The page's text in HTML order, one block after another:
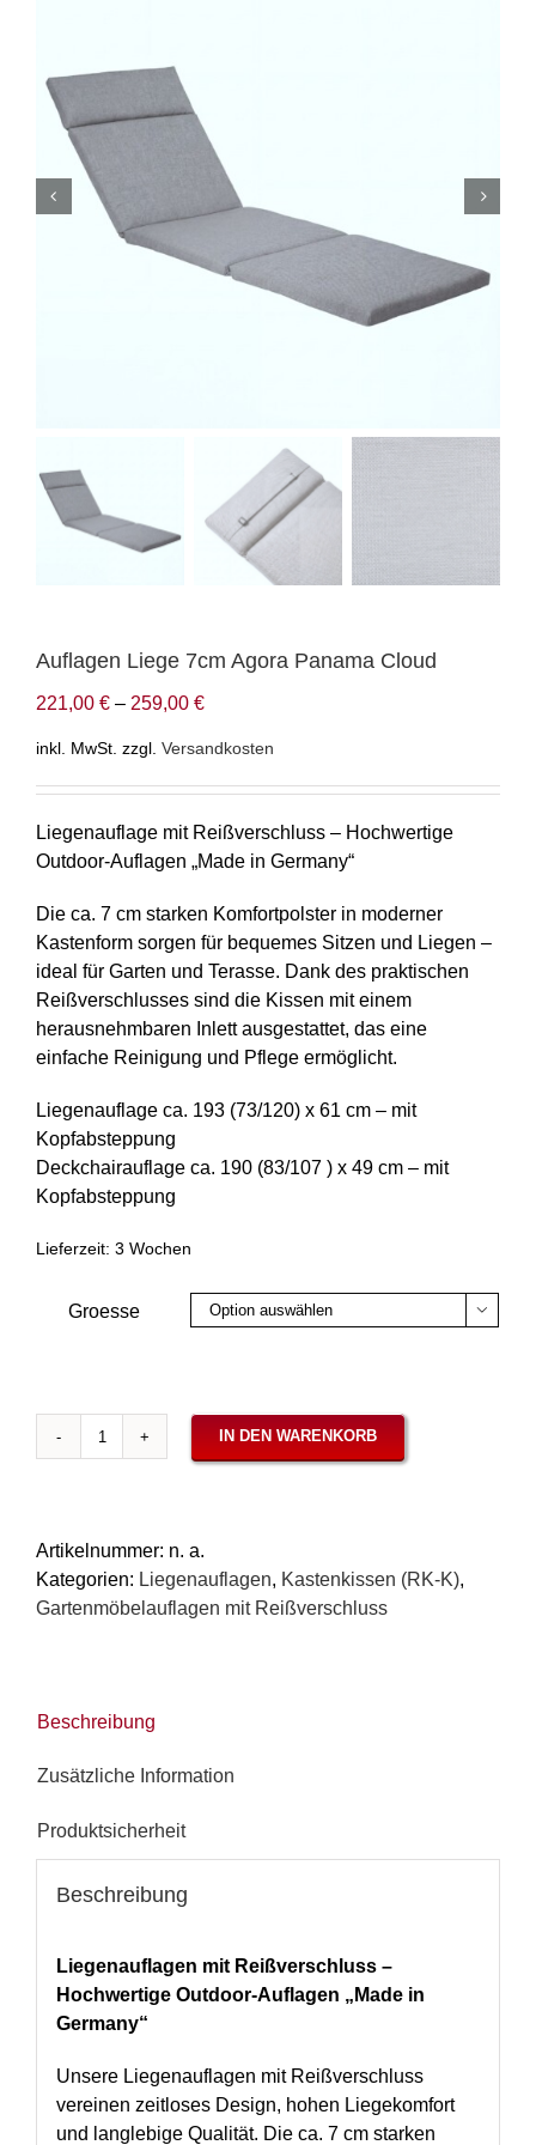
Auflagen Liege 7cm Agora Panama Cloud
221,00 € – 259,00 €
inkl. MwSt. zzgl. Versandkosten
Liegenauflage mit Reißverschluss – Hochwertige
Outdoor-Auflagen „Made in Germany“
Die ca. 7 cm starken Komfortpolster in moderner
Kastenform sorgen für bequemes Sitzen und Liegen –
ideal für Garten und Terasse. Dank des praktischen
Reißverschlusses sind die Kissen mit einem
herausnehmbaren Inlett ausgestattet, das eine
einfache Reinigung und Pflege ermöglicht.
Liegenauflage ca. 193 (73/120) x 61 cm – mit
Kopfabsteppung
Deckchairauflage ca. 190 (83/107 ) x 49 cm – mit
Kopfabsteppung
Lieferzeit: 3 Wochen
Groesse 
Auflagen
Panama
Cloud
Menge
IN DEN WARENKORB
Artikelnummer: n. a.
Kategorien: Liegenauflagen, Kastenkissen (RK-K),
Gartenmöbelauflagen mit Reißverschluss
Beschreibung
Zusätzliche Information
Produktsicherheit
Beschreibung
Liegenauflagen mit Reißverschluss –
Hochwertige Outdoor-Auflagen „Made in
Germany“
Unsere Liegenauflagen mit Reißverschluss
vereinen zeitloses Design, hohen Liegekomfort
und langlebige Qualität. Die ca. 7 cm starken